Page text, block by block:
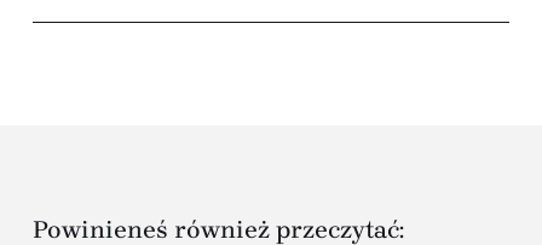
Powinieneś również przeczytać: